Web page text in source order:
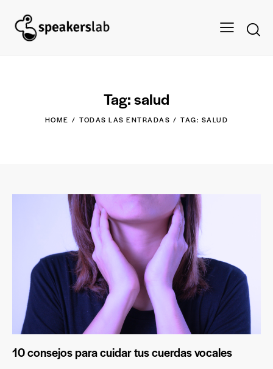
Tag: salud
HOME TODAS LAS ENTRADAS TAG: SALUD
10 consejos para cuidar tus cuerdas vocales